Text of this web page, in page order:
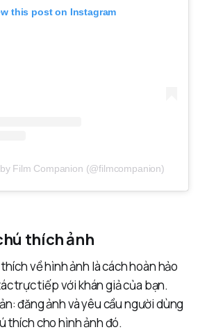
this post on Instagram
Film Companion (@filmcompanion)
thích ảnh
về hình ảnh là cách hoàn hảo
trực tiếp với khán giả của bạn.
đăng ảnh và yêu cầu người dùng
thích cho hình ảnh đó.